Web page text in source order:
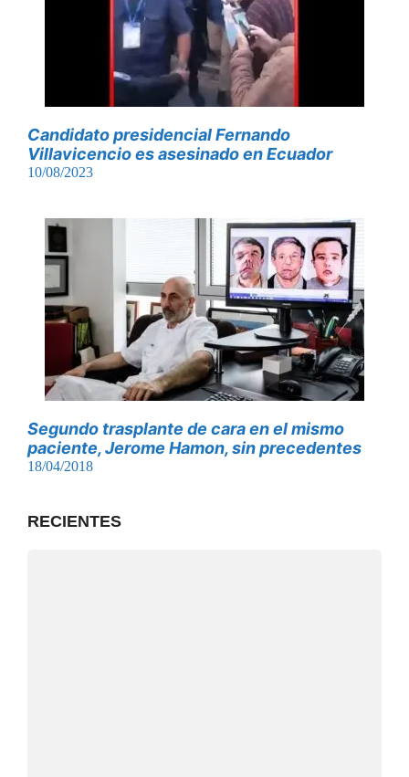
Candidato presidencial Fernando
Villavicencio es asesinado en Ecuador
10/08/2023
Segundo trasplante de cara en el mismo
paciente, Jerome Hamon, sin precedentes
18/04/2018
RECIENTES